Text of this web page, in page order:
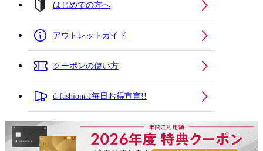
はじめての方へ
アウトレットガイド
クーポンの使い方
d fashionは毎日お得宣言!!